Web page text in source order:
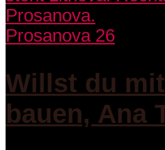
Prosanova 26
Willst du
bauen, Ana